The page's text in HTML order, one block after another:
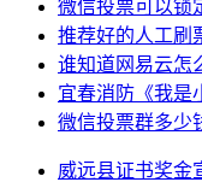
微信投票可以锁
推荐好的人工刷
谁知道网易云怎
宜春消防《我是
微信投票群多少
威远县证书奖金